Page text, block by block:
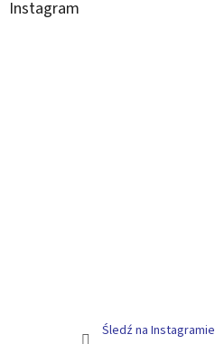
Instagram
Śledź na Instagramie